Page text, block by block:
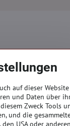
auf dieser
und Daten über
Zweck Tools
und die
USA oder anderen